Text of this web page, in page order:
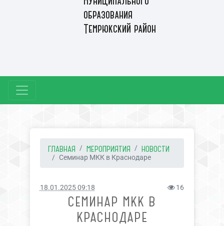
образования
Темрюкский район
ГЛАВНАЯ МЕРОПРИЯТИЯ НОВОСТИ
Семинар МКК в Краснодаре
18.01.2025 09:18 16
СЕМИНАР МКК В
КРАСНОДАРЕ